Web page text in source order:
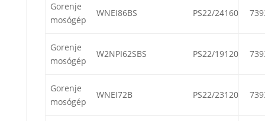
Gorenje
mosógép
WNEI86BS PS22/24160
Gorenje
mosógép
W2NPI62SBS PS22/19120
Gorenje
mosógép
WNEI72B PS22/23120